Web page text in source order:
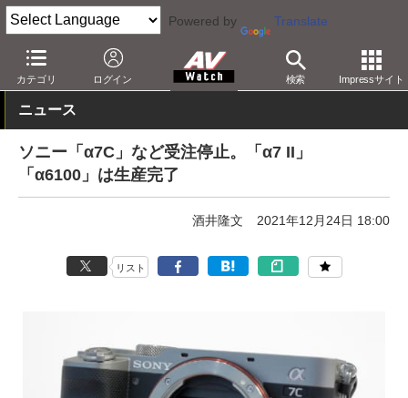
Powered by Translate
カテゴリ ログイン 検索 Impressサイト
AV Watch 製品 デジタルカメラ ソニー
ニュース
ソニー「α7C」など受注停止。「α7 II」
「α6100」は生産完了
酒井隆文 2021年12月24日 18:00
リスト